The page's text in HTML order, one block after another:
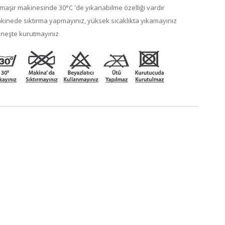
makinesinde 30°C 'de yıkanabilme özelliği vardır
sıktırma yapmayınız, yüksek sıcaklıkta yıkamayınız
kurutmayınız